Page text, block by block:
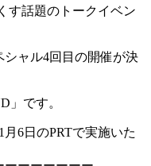
す話題のトークイベン
ャル4回目の開催が決
」です。
6日のPRTで実施いた